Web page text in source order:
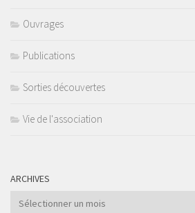
Ouvrages
Publications
Sorties découvertes
Vie de l'association
ARCHIVES
Archives